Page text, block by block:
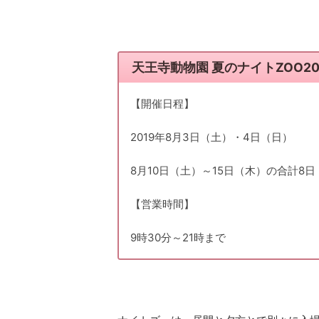
天王寺動物園 夏のナイト
【開催日程】
2019年8月3日（土）・4日（日）
8月10日（土）～15日（木）の合計8日
【営業時間】
9時30分～21時まで